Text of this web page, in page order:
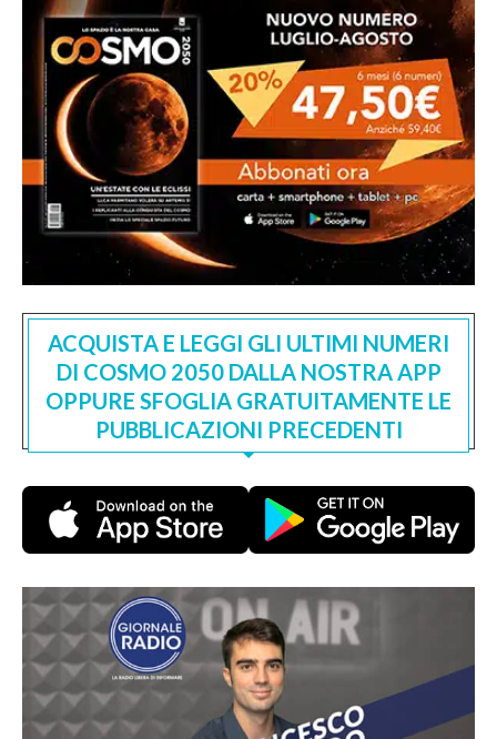
ACQUISTA E LEGGI GLI ULTIMI NUMERI
DI COSMO 2050 DALLA NOSTRA APP
OPPURE SFOGLIA GRATUITAMENTE LE
PUBBLICAZIONI PRECEDENTI